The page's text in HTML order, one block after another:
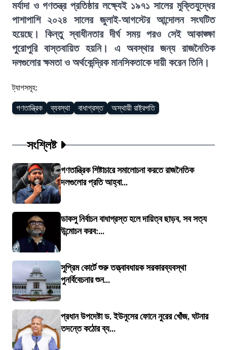
মর্যাদা ও গণতন্ত্র প্রতিষ্ঠার লক্ষ্যেই ১৯৭১ সালের মুক্তিযুদ্ধের
পাশাপাশি ২০২৪ সালের জুলাই-আগস্টের আন্দোলন সংঘটিত
হয়েছে। কিন্তু স্বাধীনতার দীর্ঘ সময় পরও সেই আকাঙ্ক্ষা
পুরোপুরি বাস্তবায়িত হয়নি। এ অবস্থার জন্য রাজনৈতিক
দলগুলোর ক্ষমতা ও অর্থকেন্দ্রিক মানসিকতাকে দায়ী করেন তিনি।
ট্যাগসমূহ:
গণতান্ত্রিক ব্যবস্থা বাধাগ্রস্ত অস্থায়ী রাষ্ট্রপতি
সংশ্লিষ্ট
গণতান্ত্রিক শিষ্টাচারে সমালোচনা করতে রাজনৈতিক
দলগুলোর প্রতি আহ্বা...
ডাকসু নির্বাচন বাধাগ্রস্ত হলে দায়িত্ব ছাড়ব, সব সত্য
উন্মোচন করব:...
সুপ্রিম কোর্টে শুরু তত্ত্বাবধায়ক সরকারব্যবস্থা
পুনর্বিবেচনার শুন...
প্রধান উপদেষ্টা ড. ইউনূসের ফোনে নুরের খোঁজ, ঘটনার
তদন্তে কঠোর ব্য...